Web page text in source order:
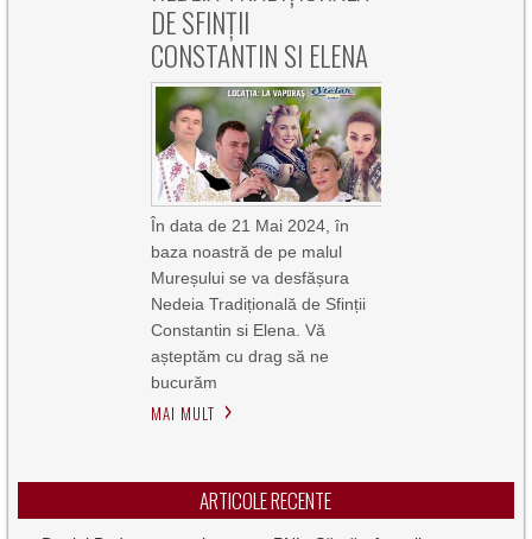
DE SFINȚII
CONSTANTIN SI ELENA
În data de 21 Mai 2024, în
baza noastră de pe malul
Mureșului se va desfășura
Nedeia Tradițională de Sfinții
Constantin si Elena. Vă
așteptăm cu drag să ne
bucurăm
MAI MULT
ARTICOLE RECENTE